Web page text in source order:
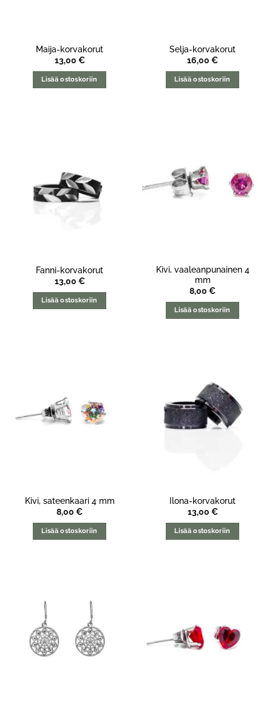
Maija-korvakorut
13,00 €
Lisää ostoskoriin
Selja-korvakorut
16,00 €
Lisää ostoskoriin
Fanni-korvakorut
13,00 €
Lisää ostoskoriin
Kivi, vaaleanpunainen 4
mm
8,00 €
Lisää ostoskoriin
Kivi, sateenkaari 4 mm
8,00 €
Lisää ostoskoriin
Ilona-korvakorut
13,00 €
Lisää ostoskoriin